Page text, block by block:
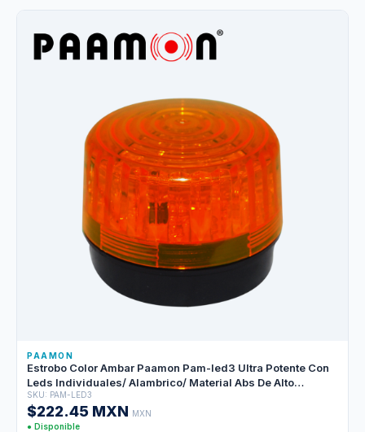
PAAMON
Estrobo Color Ambar Paamon Pam-led3 Ultra Potente Con
Leds Individuales/ Alambrico/ Material Abs De Alto
Impacto/ Destello 90XMIN / Uso En Interior Y Exterior /
Compatible Con Todos Los Sistemas De Alarma
SKU: PAM-LED3
$222.45 MXN MXN
● Disponible